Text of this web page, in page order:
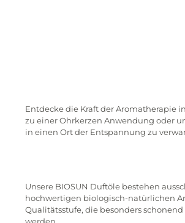
Entdecke die Kraft der Aromatherapie
zu einer Ohrkerzen Anwendung oder
in einen Ort der Entspannung zu
Unsere BIOSUN Duftöle bestehen
hochwertigen biologisch-natürlichen
Qualitätsstufe, die besonders